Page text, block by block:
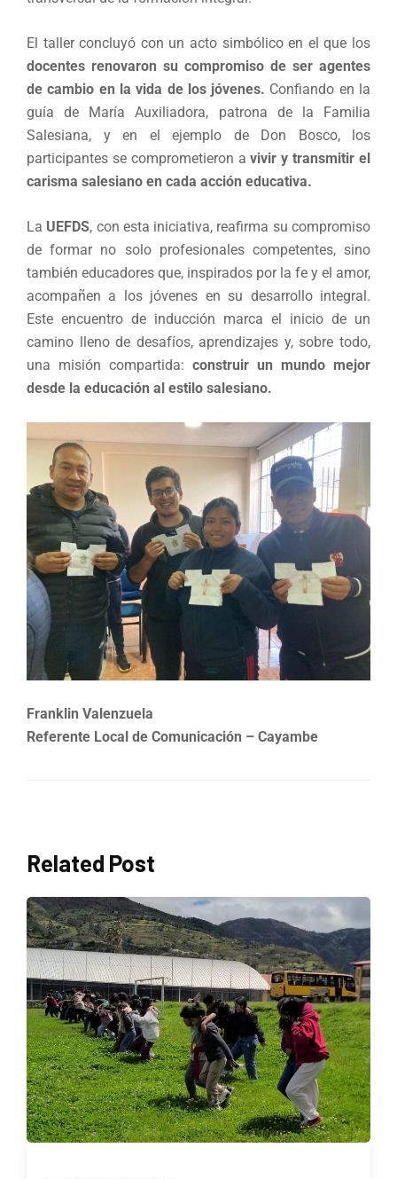
El taller concluyó con un acto simbólico en el que los
docentes renovaron su compromiso de ser agentes
de cambio en la vida de los jóvenes. Confiando en la
guía de María Auxiliadora, patrona de la Familia
Salesiana, y en el ejemplo de Don Bosco, los
participantes se comprometieron avivir y transmitir el
carisma salesiano en cada acción educativa.
La UEFDS, con esta iniciativa, reafirma su compromiso
de formar no solo profesionales competentes, sino
también educadores que, inspirados por la fe y el amor,
acompañen a los jóvenes en su desarrollo integral.
Este encuentro de inducción marca el inicio de un
camino lleno de desafíos, aprendizajes y, sobre todo,
una misión compartida: construir un mundo mejor
desde la educación al estilo salesiano.
Franklin Valenzuela
Referente Local de Comunicación – Cayambe
Related Post